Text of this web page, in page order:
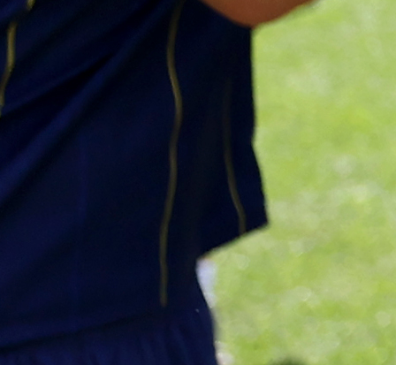
Najčitanije Najnovije
Sve je gotovo: Edin Džeko donio
odluku, evo gdje nastavlja
Ovo niko nije očekivao: Nikola
Vasilj iznenadio izborom novog
kluba!